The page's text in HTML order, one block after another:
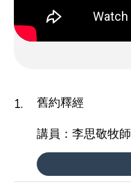
1.
舊約釋經
講員：李思敬牧師